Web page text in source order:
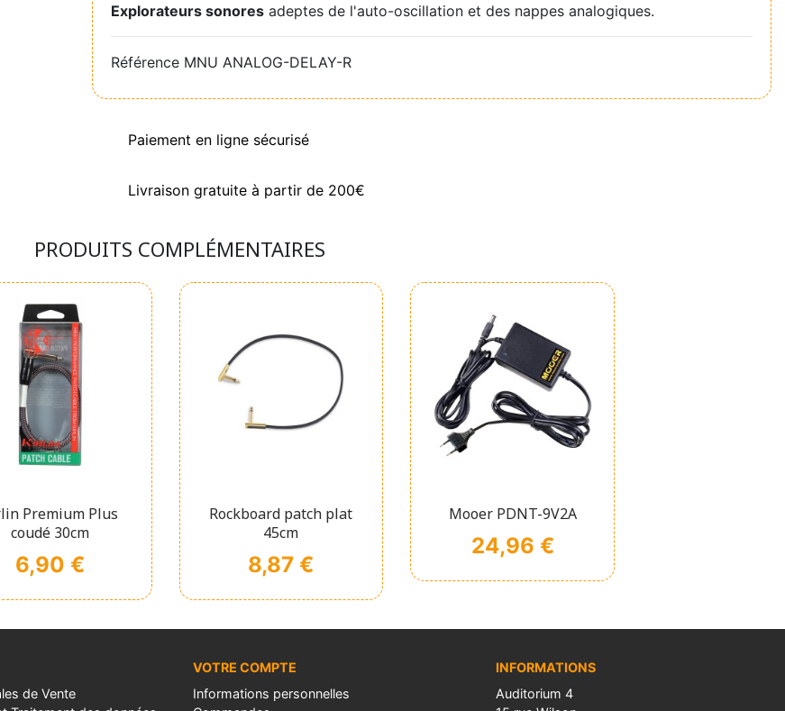
Explorateurs sonores adeptes de l'auto-oscillation et des nappes analogiques.
Référence MNU ANALOG-DELAY-R
Paiement en ligne sécurisé
Livraison gratuite à partir de 200€
PRODUITS COMPLÉMENTAIRES
Premium Plus
coudé 30cm
Prix
6,90 €
Rockboard patch plat
45cm
Prix
8,87 €
Mooer PDNT-9V2A
Prix
24,96 €
de Vente
VOTRE COMPTE
Informations personnelles
INFORMATIONS
Auditorium 4